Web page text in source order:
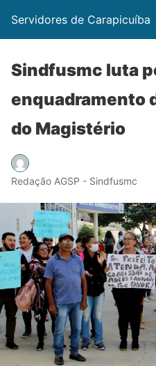
Servidores de Carapicuíba
Sindfusmc luta
enquadramento
do Magistério
Redação AGSP - Sindfusmc